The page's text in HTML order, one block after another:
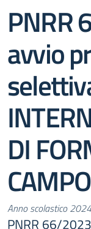
PNRR
avvio
DI
CAMPO
Anno scolastico
PNRR 66/